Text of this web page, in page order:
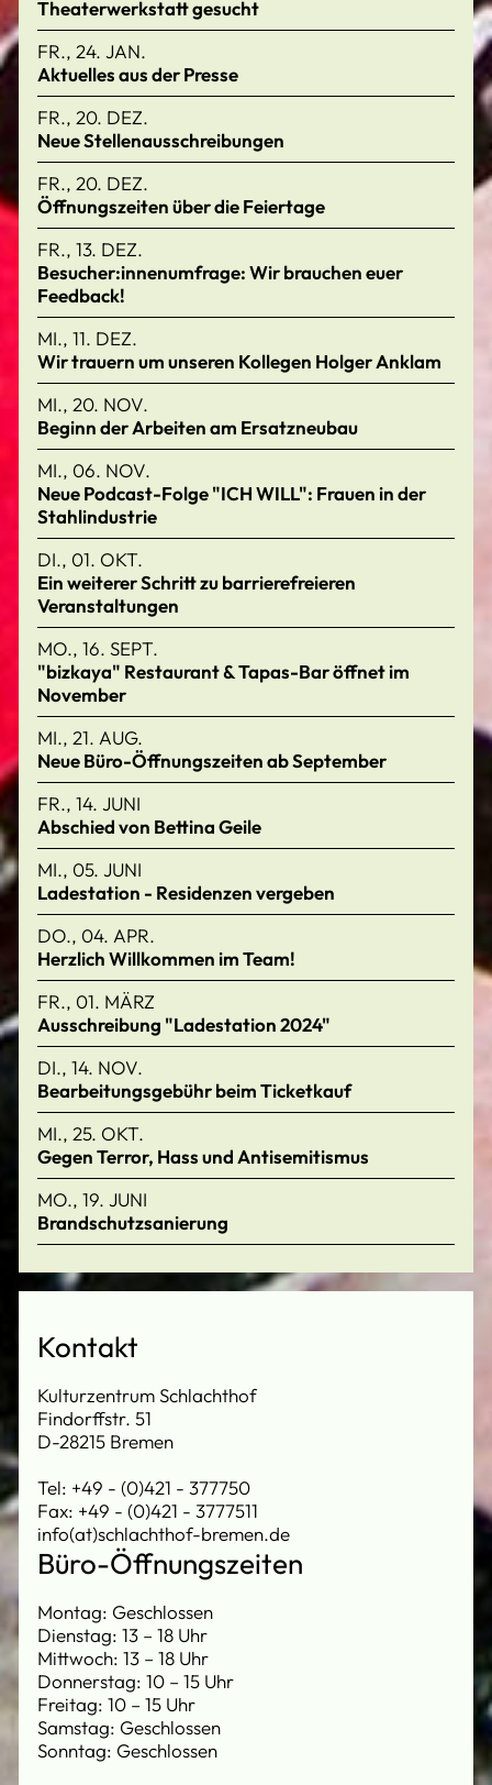
Theaterwerkstatt gesucht
FR., 24. JAN.
Aktuelles aus der Presse
FR., 20. DEZ.
Neue Stellenausschreibungen
FR., 20. DEZ.
Öffnungszeiten über die Feiertage
FR., 13. DEZ.
Besucher:innenumfrage: Wir brauchen euer
Feedback!
MI., 11. DEZ.
Wir trauern um unseren Kollegen Holger Anklam
MI., 20. NOV.
Beginn der Arbeiten am Ersatzneubau
MI., 06. NOV.
Neue Podcast-Folge "ICH WILL": Frauen in der
Stahlindustrie
DI., 01. OKT.
Ein weiterer Schritt zu barrierefreieren
Veranstaltungen
MO., 16. SEPT.
"bizkaya" Restaurant & Tapas-Bar öffnet im
November
MI., 21. AUG.
Neue Büro-Öffnungszeiten ab September
FR., 14. JUNI
Abschied von Bettina Geile
MI., 05. JUNI
Ladestation - Residenzen vergeben
DO., 04. APR.
Herzlich Willkommen im Team!
FR., 01. MÄRZ
Ausschreibung "Ladestation 2024"
DI., 14. NOV.
Bearbeitungsgebühr beim Ticketkauf
MI., 25. OKT.
Gegen Terror, Hass und Antisemitismus
MO., 19. JUNI
Brandschutzsanierung
Kontakt
Kulturzentrum Schlachthof
Findorffstr. 51
D-28215 Bremen
Tel: +49 - (0)421 - 377750
Fax: +49 - (0)421 - 3777511
info(at)schlachthof-bremen.de
Büro-Öffnungszeiten
Montag: Geschlossen
Dienstag: 13 – 18 Uhr
Mittwoch: 13 – 18 Uhr
Donnerstag: 10 – 15 Uhr
Freitag: 10 – 15 Uhr
Samstag: Geschlossen
Sonntag: Geschlossen